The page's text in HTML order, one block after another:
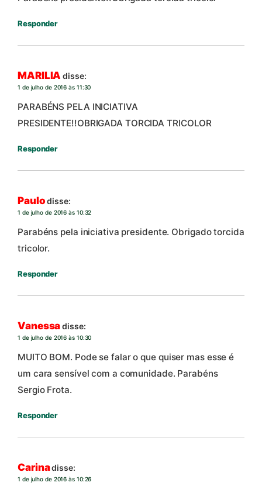
Responder
MARILIA disse:
1 de julho de 2016 às 11:30
PARABÉNS PELA INICIATIVA
PRESIDENTE!!OBRIGADA TORCIDA TRICOLOR
Responder
Paulo disse:
1 de julho de 2016 às 10:32
Parabéns pela iniciativa presidente. Obrigado torcida
tricolor.
Responder
Vanessadisse:
1 de julho de 2016 às 10:30
MUITO BOM. Pode se falar o que quiser mas esse é
um cara sensível com a comunidade. Parabéns
Sergio Frota.
Responder
Carinadisse:
1 de julho de 2016 às 10:26